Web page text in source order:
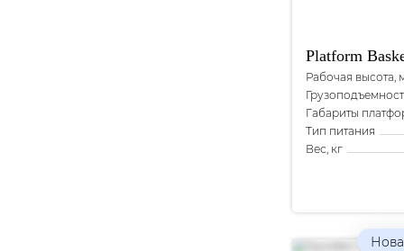
Platform
Рабочая высота,
Габариты
Тип питания
Вес, кг